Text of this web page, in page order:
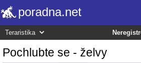
poradna.net
Pochlubte se - želvy